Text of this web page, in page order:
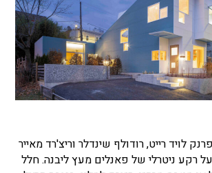
לויד רייט, רודולף שינדלר וריצ'רד מאייר
על רקע ניטרלי של פאנלים מעץ ליבנה. חלל